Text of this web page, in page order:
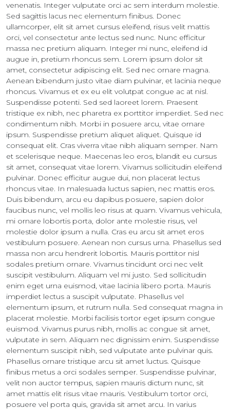
venenatis. Integer vulputate orci ac sem interdum molestie.
Sed sagittis lacus nec elementum finibus. Donec
ullamcorper, elit sit amet cursus eleifend, risus velit mattis
orci, vel consectetur ante lectus sed nunc. Nunc efficitur
massa nec pretium aliquam. Integer mi nunc, eleifend id
augue in, pretium rhoncus sem. Lorem ipsum dolor sit
amet, consectetur adipiscing elit. Sed nec ornare magna.
Aenean bibendum justo vitae diam pulvinar, et lacinia neque
rhoncus. Vivamus et ex eu elit volutpat congue ac at nisl.
Suspendisse potenti. Sed sed laoreet lorem. Praesent
tristique ex nibh, nec pharetra ex porttitor imperdiet. Sed nec
condimentum nibh. Morbi in posuere arcu, vitae ornare
ipsum. Suspendisse pretium aliquet aliquet. Quisque id
consequat elit. Cras viverra vitae nibh aliquam semper. Nam
et scelerisque neque. Maecenas leo eros, blandit eu cursus
sit amet, consequat vitae lorem. Vivamus sollicitudin eleifend
pulvinar. Donec efficitur augue dui, non placerat lectus
rhoncus vitae. In malesuada luctus sapien, nec mattis eros.
Duis bibendum, arcu eu dapibus posuere, sapien dolor
faucibus nunc, vel mollis leo risus at quam. Vivamus vehicula,
mi ornare lobortis porta, dolor ante molestie risus, vel
molestie dolor ipsum a nulla. Cras eu arcu sit amet eros
vestibulum posuere. Aenean non cursus urna. Phasellus sed
massa non arcu hendrerit lobortis. Mauris porttitor nisl
sodales pretium ornare. Vivamus tincidunt orci nec velit
suscipit vestibulum. Aliquam vel mi justo. Sed sollicitudin
enim eget urna euismod, vitae lacinia libero porta. Mauris
imperdiet lectus a suscipit vulputate. Phasellus vel
elementum ipsum, et rutrum nulla. Sed consequat magna in
placerat molestie. Morbi facilisis tortor eget ipsum congue
euismod. Vivamus purus nibh, mollis ac congue sit amet,
vulputate in sem. Aliquam nec dignissim enim. Suspendisse
elementum suscipit nibh, sed vulputate ante pulvinar quis.
Phasellus ornare tristique arcu sit amet luctus. Quisque
finibus metus a orci sodales semper. Suspendisse pulvinar,
velit non auctor tempus, sapien mauris dictum nunc, sit
amet mattis elit risus vitae mauris. Vestibulum tortor orci,
posuere vel porta quis, gravida sit amet arcu. In varius